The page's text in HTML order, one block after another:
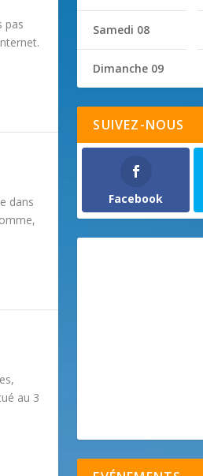
pas
dans
au 3
Samedi 08
Dimanche 09
SUIVEZ-NOUS
Facebook